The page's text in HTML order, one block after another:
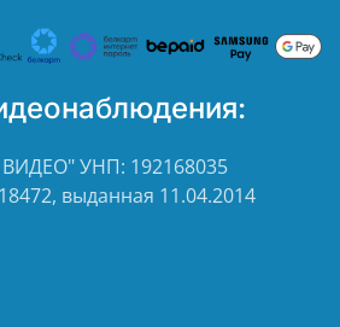
УНП: 192168035
выданная 11.04.2014